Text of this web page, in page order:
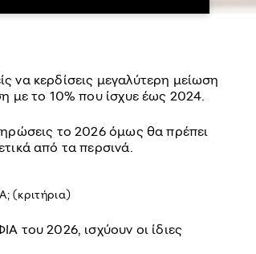
να κερδίσεις μεγαλύτερη μείωση
με το 10% που ίσχυε έως 2024.
το 2026 όμως θα πρέπει
από τα περσινά.
(κριτήρια)
του 2026, ισχύουν οι ίδιες